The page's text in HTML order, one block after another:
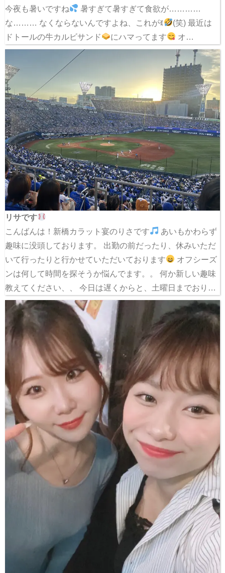
今夜も暑いですね
暑すぎて暑すぎて食欲が…………
な……… なくならないんですよね、これがꉂ
(笑) 最近は
ドトールの牛カルビサンド
にハマってます オ…
リサです
こんばんは！新橋カラット宴のりさです
あいもかわらず
趣味に没頭しております。 出勤の前だったり、休みいただ
いて行ったりと行かせていただいております
オフシーズ
ンは何して時間を探そうか悩んでます。。 何か新しい趣味
教えてください、、 今日は遅くからと、土曜日までおり…